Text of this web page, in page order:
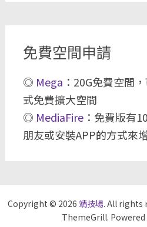
免費空間申請
◎ Mega ：20G免費空間
式免費擴大空間
◎ MediaFire：免費版有
朋友或安裝APP的方式來
Copyright © 2026 靖技場. All rights
ThemeGrill. Powered